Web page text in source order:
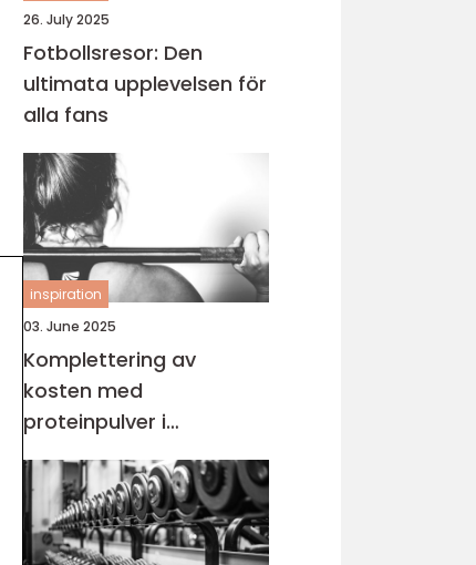
26. July 2025
Fotbollsresor: Den
ultimata upplevelsen för
alla fans
inspiration
03. June 2025
Komplettering av
kosten med
proteinpulver i
Göteborg